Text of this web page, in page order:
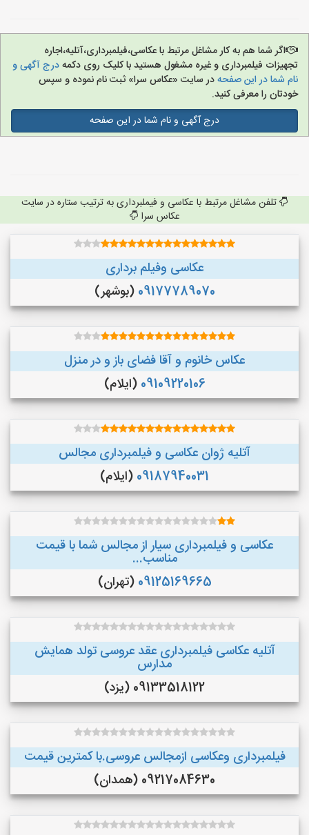
اگر شما هم به کار مشاغل مرتبط با عکاسی،فیلمبرداری،آتلیه،اجاره
تجهیزات فیلمبرداری و غیره مشغول هستید با کلیک روی دکمهدرج آگهی و
نام شما در این صفحهدر سایت «عکاس سرا» ثبت نام نموده و سپس
خودتان را معرفی کنید.
درج آگهی و نام شما در این صفحه
تلفن مشاغل مرتبط با عکاسی و فیملبرداری به ترتیب ستاره در سایت
عکاس سرا
عکاسی وفیلم برداری
09177789070 (بوشهر)
عکاس خانوم و آقا فضای باز و در منزل
09109220106 (ایلام)
آتلیه ژوان عکاسی و فیلمبرداری مجالس
09187940031 (ایلام)
عکاسی و فیلمبرداری سیار از مجالس شما با قیمت
مناسب...
09125169665 (تهران)
آتلیه عکاسی فیلمبرداری عقد عروسی تولد همایش
مدارس
09133518122 (یزد)
فیلمبرداری وعکاسی ازمجالس عروسی.با کمترین قیمت
09217084630 (همدان)